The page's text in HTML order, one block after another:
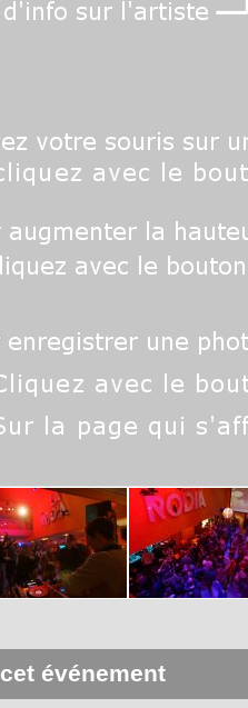
cet événement